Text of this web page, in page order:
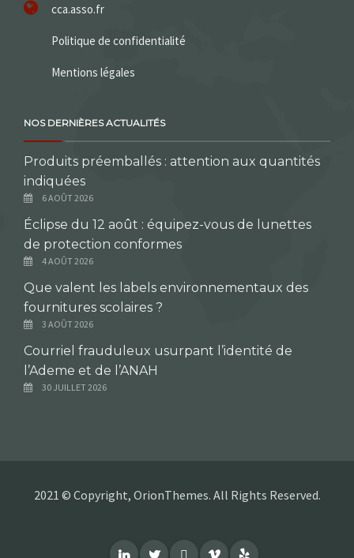
cca.asso.fr
Politique de confidentialité
Mentions légales
NOS DERNIÈRES ACTUALITÉS
Produits préemballés : attention aux quantités
indiquées
6 AOÛT 2026
Éclipse du 12 août : équipez-vous de lunettes
de protection conformes
4 AOÛT 2026
Que valent les labels environnementaux des
fournitures scolaires ?
3 AOÛT 2026
Courriel frauduleux usurpant l’identité de
l’Ademe et de l’ANAH
30 JUILLET 2026
2021 © Copyright, OrionThemes. All Rights Reserved.